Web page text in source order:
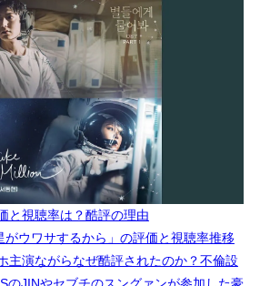
と視聴率は？酷評の理由
ウワサするから」の評価と視聴率推移
主演ながらなぜ酷評されたのか？不倫設
のJINやセブチのスングァンが参加した豪